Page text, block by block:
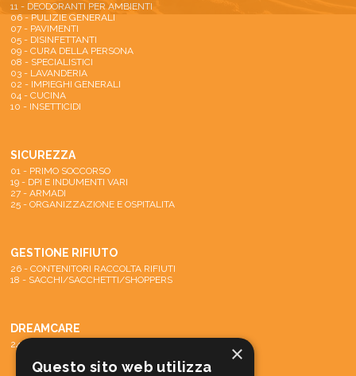
11 - DEODORANTI PER AMBIENTI
06 - PULIZIE GENERALI
07 - PAVIMENTI
05 - DISINFETTANTI
09 - CURA DELLA PERSONA
08 - SPECIALISTICI
03 - LAVANDERIA
02 - IMPIEGHI GENERALI
04 - CUCINA
10 - INSETTICIDI
SICUREZZA
01 - PRIMO SOCCORSO
19 - DPI E INDUMENTI VARI
27 - ARMADI
25 - ORGANIZZAZIONE E OSPITALITA
GESTIONE RIFIUTO
26 - CONTENITORI RACCOLTA RIFIUTI
18 - SACCHI/SACCHETTI/SHOPPERS
DREAMCARE
24 - SISTEMA DREAMCARE ×
Questo sito web utilizza